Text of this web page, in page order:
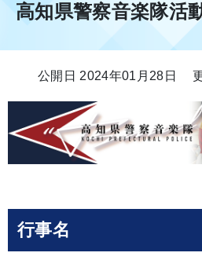
高知県警察音楽隊活
公開日 2024年01月28日
行事名